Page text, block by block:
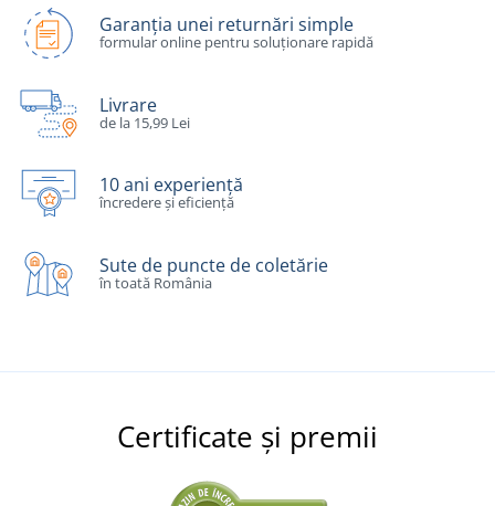
Garanția unei returnări simple
formular online pentru soluționare rapidă
Livrare
de la 15,99 Lei
10 ani experiență
încredere și eficiență
Sute de puncte de coletărie
în toată România
Certificate și premii